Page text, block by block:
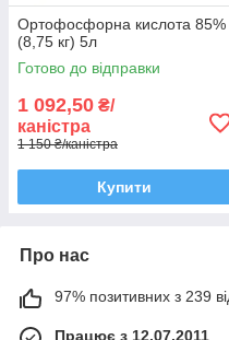
Ортофосфорна кислота 85%
(8,75 кг) 5л
Готово до відправки
1 092,50 ₴/
каністра
1 150 ₴/каністра
Купити
Про нас
97% позитивних з 239
Працює з 12.07.2011